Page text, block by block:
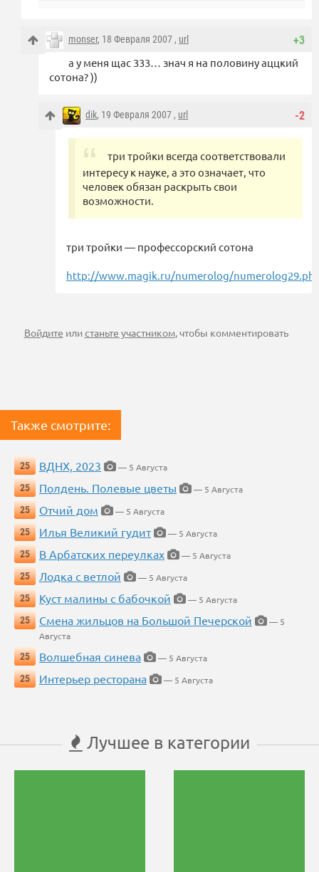
+3
monser, 18 Февраля 2007 , url
а у меня щас 333… знач я на половину аццкий
сотона? ))
-2
dik, 19 Февраля 2007 , url
три тройки всегда соответствовали
интересу к науке, а это означает, что
человек обязан раскрыть свои
возможности.
три тройки — профессорский сотона
http://www.magik.ru/numerolog/
Войдите илистаньте участником, чтобы комментировать
Также смотрите:
25 ВДНХ, 2023
— 5 Августа
25
Полдень. Полевые цветы
— 5 Августа
25
Отчий дом
— 5 Августа
25
Илья Великий гудит
— 5 Августа
25
В Арбатских переулках
— 5 Августа
25
Лодка с ветлой
— 5 Августа
25
Куст малины с бабочкой
— 5 Августа
25
Смена жильцов на Большой Печерской
— 5
Августа
25
Волшебная синева
— 5 Августа
25
Интерьер ресторана — 5 Августа
Лучшее в категории